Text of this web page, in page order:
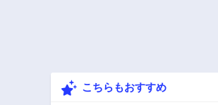
こちらもおすすめ